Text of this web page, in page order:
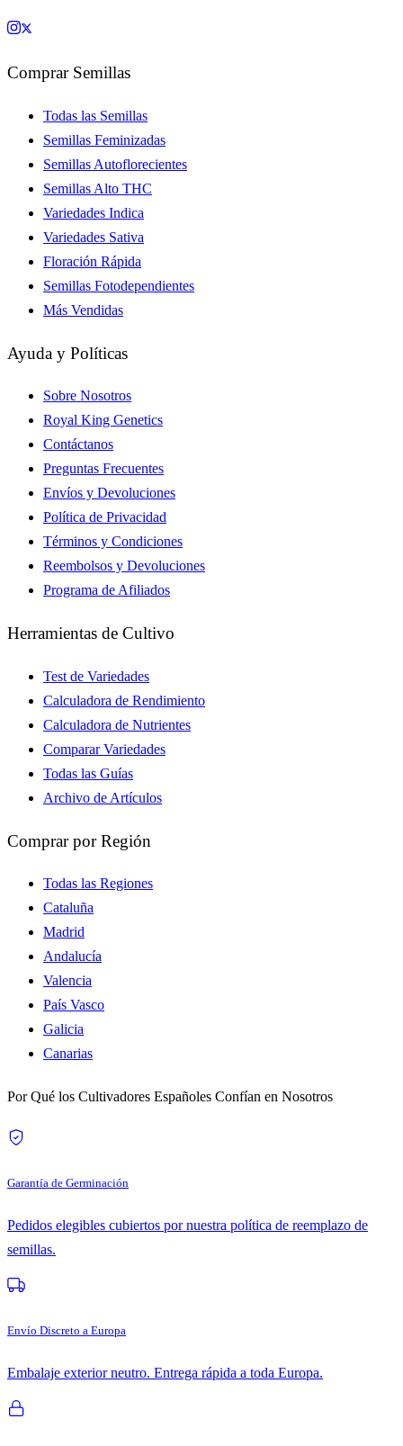
Comprar Semillas
Todas las Semillas
Semillas Feminizadas
Semillas Autoflorecientes
Semillas Alto THC
Variedades Indica
Variedades Sativa
Floración Rápida
Semillas Fotodependientes
Más Vendidas
Ayuda y Políticas
Sobre Nosotros
Royal King Genetics
Contáctanos
Preguntas Frecuentes
Envíos y Devoluciones
Política de Privacidad
Términos y Condiciones
Reembolsos y Devoluciones
Programa de Afiliados
Herramientas de Cultivo
Test de Variedades
Calculadora de Rendimiento
Calculadora de Nutrientes
Comparar Variedades
Todas las Guías
Archivo de Artículos
Comprar por Región
Todas las Regiones
Cataluña
Madrid
Andalucía
Valencia
País Vasco
Galicia
Canarias
Por Qué los Cultivadores Españoles Confían en Nosotros
Garantía de Germinación
Pedidos elegibles cubiertos por nuestra política de reemplazo de
semillas.
Envío Discreto a Europa
Embalaje exterior neutro. Entrega rápida a toda Europa.